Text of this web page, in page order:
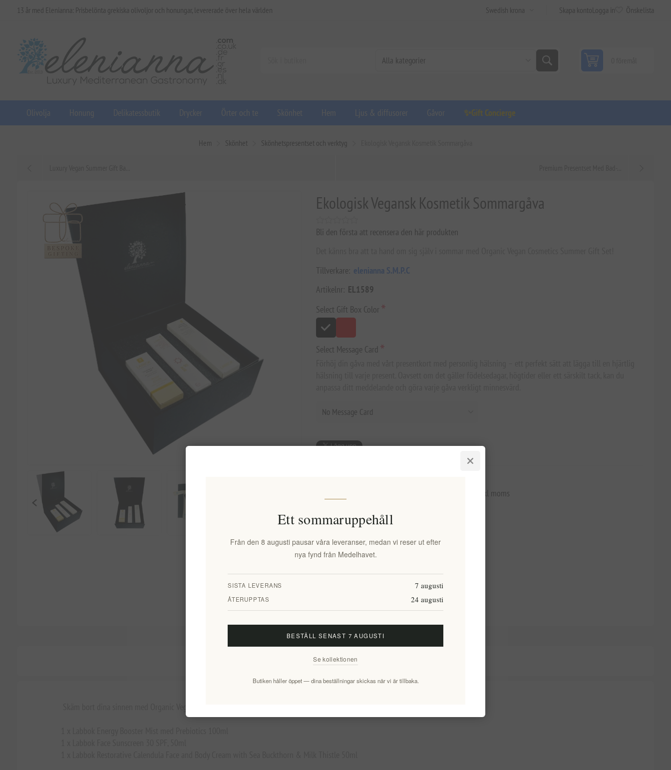
13 år med Elenianna: Prisbelönta grekiska olivoljor och honungar, levererade över hela världen Skapa kontoLogga in Önskelista
Olivolja Honung Delikatessbutik Drycker Örter och te Skönhet Hem Ljus & diffusorer Gåvor ✨Gift Concierge
Hem Skönhet Skönhetspresentset och verktyg
Ekologisk Vegansk Kosmetik Sommargåva
Bli den första att recensera den här produkten
Tillverkare: elenianna S.M.P.C
Artikelnr: EL1589
Select Gift Box Color *
Select Message Card *
Lägsta pris under de senaste 30 dagarna: 850,98 kr exkl moms
LÄGG I VARUKORG
Leveranstid:2-8 dagar
Specifications Reviews
Ett sommaruppehåll
Från den 8 augusti pausar våra leveranser, medan vi reser ut efter
nya fynd från Medelhavet.
SISTA LEVERANS 7 augusti
ÅTERUPPTAS 24 augusti
BESTÄLL SENAST 7 AUGUSTI
Se kollektionen
Butiken håller öppet — dina beställningar skickas när vi är tillbaka.